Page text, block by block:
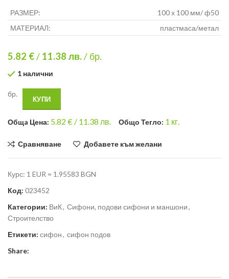
РАЗМЕР:
100 х 100 мм/ ф50
МАТЕРИАЛ:
пластмаса/метал
5.82 €/ 11.38 лв./ бр.
1 налични
бр.
КУПИ
Общa Цена: 5.82 € / 11.38 лв. Общо Тегло: 1 кг.
Сравняване Добавете към желани
Курс: 1 EUR = 1.95583 BGN
Код: 023452
Категории: ВиК, Сифони, подови сифони и маншони,
Строителство
Етикети: сифон, сифон подов
Share: